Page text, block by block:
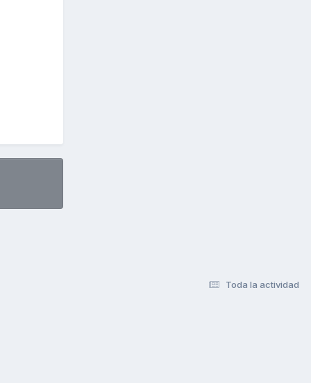
Toda la actividad